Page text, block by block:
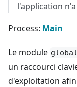
l'application
Process: Main
Le module
un raccourci
d'exploitation